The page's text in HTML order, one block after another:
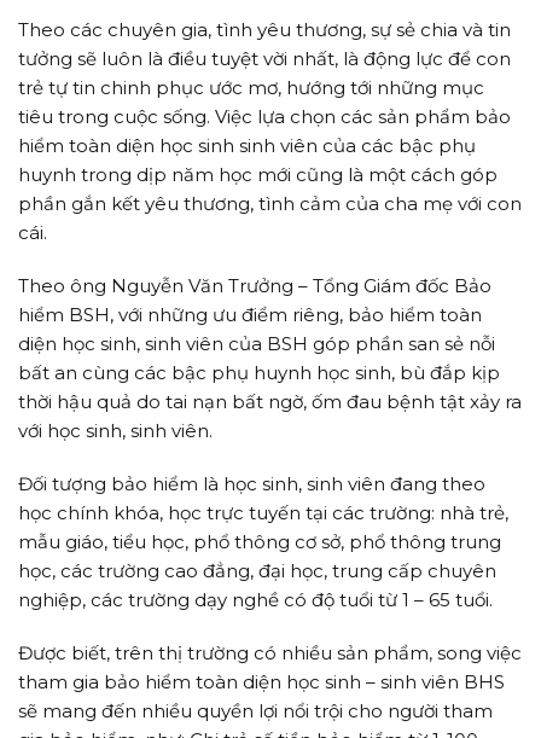
Theo các chuyên gia, tình yêu thương, sự sẻ chia và tin
tưởng sẽ luôn là điều tuyệt vời nhất, là động lực để con
trẻ tự tin chinh phục ước mơ, hướng tới những mục
tiêu trong cuộc sống. Việc lựa chọn các sản phẩm bảo
hiểm toàn diện học sinh sinh viên của các bậc phụ
huynh trong dịp năm học mới cũng là một cách góp
phần gắn kết yêu thương, tình cảm của cha mẹ với con
cái.
Theo ông Nguyễn Văn Trưởng – Tổng Giám đốc Bảo
hiểm BSH, với những ưu điểm riêng, bảo hiểm toàn
diện học sinh, sinh viên của BSH góp phần san sẻ nỗi
bất an cùng các bậc phụ huynh học sinh, bù đắp kịp
thời hậu quả do tai nạn bất ngờ, ốm đau bệnh tật xảy ra
với học sinh, sinh viên.
Đối tượng bảo hiểm là học sinh, sinh viên đang theo
học chính khóa, học trực tuyến tại các trường: nhà trẻ,
mẫu giáo, tiểu học, phổ thông cơ sở, phổ thông trung
học, các trường cao đẳng, đại học, trung cấp chuyên
nghiệp, các trường dạy nghề có độ tuổi từ 1 – 65 tuổi.
Được biết, trên thị trường có nhiều sản phẩm, song việc
tham gia bảo hiểm toàn diện học sinh – sinh viên BHS
sẽ mang đến nhiều quyền lợi nổi trội cho người tham